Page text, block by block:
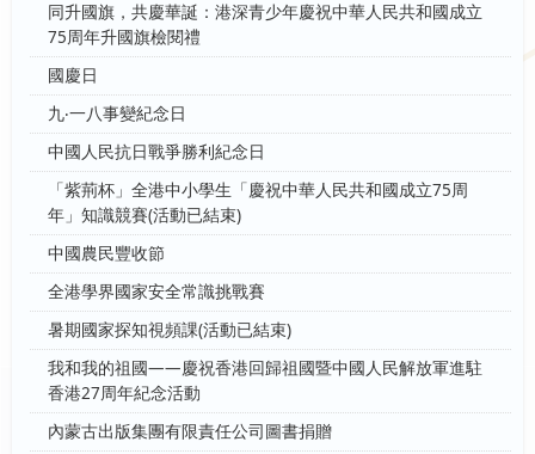
同升國旗，共慶華誕：港深青少年慶祝中華人民共和國成立
75周年升國旗檢閱禮
國慶日
九‧一八事變紀念日
中國人民抗日戰爭勝利紀念日
「紫荊杯」全港中小學生「慶祝中華人民共和國成立75周
年」知識競賽(活動已結束)
中國農民豐收節
全港學界國家安全常識挑戰賽
暑期國家探知視頻課(活動已結束)
我和我的祖國——慶祝香港回歸祖國暨中國人民解放軍進駐
香港27周年紀念活動
內蒙古出版集團有限責任公司圖書捐贈